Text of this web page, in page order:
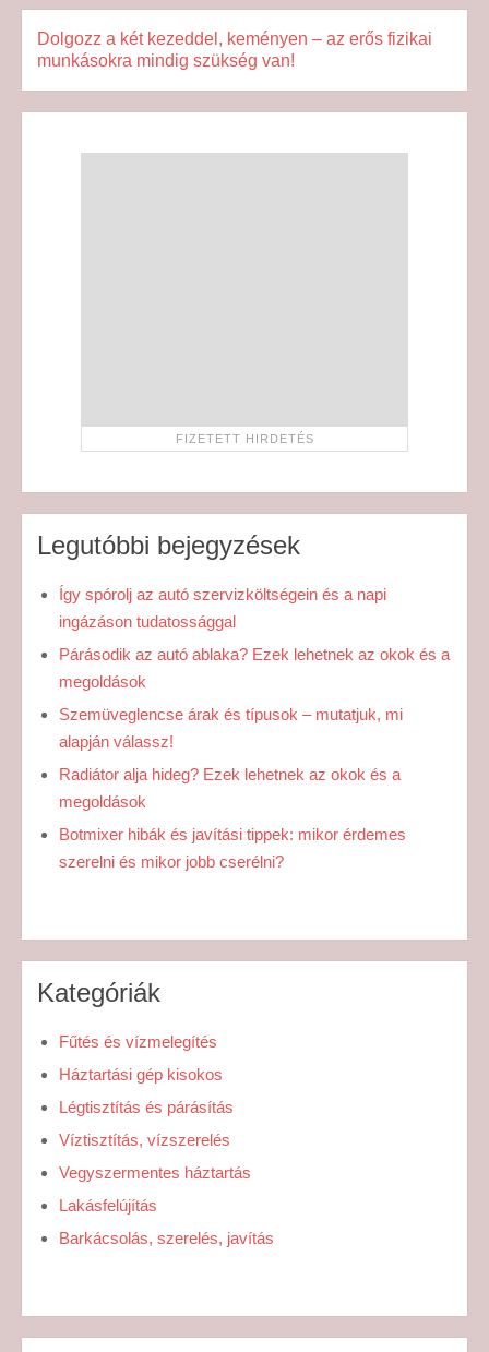
Dolgozz a két kezeddel, keményen – az erős fizikai
munkásokra mindig szükség van!
Legutóbbi bejegyzések
Így spórolj az autó szervizköltségein és a napi
ingázáson tudatossággal
Párásodik az autó ablaka? Ezek lehetnek az okok és a
megoldások
Szemüveglencse árak és típusok – mutatjuk, mi
alapján válassz!
Radiátor alja hideg? Ezek lehetnek az okok és a
megoldások
Botmixer hibák és javítási tippek: mikor érdemes
szerelni és mikor jobb cserélni?
Kategóriák
Fűtés és vízmelegítés
Háztartási gép kisokos
Légtisztítás és párásítás
Víztisztítás, vízszerelés
Vegyszermentes háztartás
Lakásfelújítás
Barkácsolás, szerelés, javítás